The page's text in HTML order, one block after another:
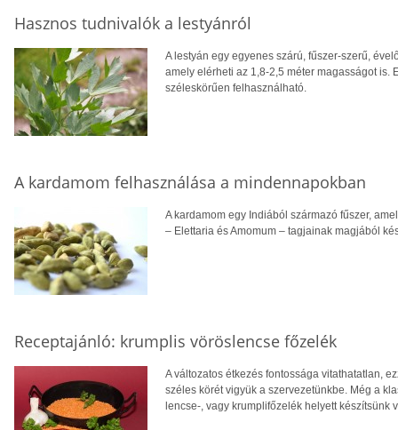
Hasznos tudnivalók a lestyánról
A lestyán egy egyenes szárú, fűszer-szerű,
amely elérheti az 1,8-2,5 méter magasságot is.
széleskörűen felhasználható.
A kardamom felhasználása a mindennapokban
A kardamom egy Indiából származó fűszer,
– Elettaria és Amomum – tagjainak magjából
Receptajánló: krumplis vöröslencse főzelék
A változatos étkezés fontossága vitathatatlan,
széles körét vigyük a szervezetünkbe. Még a
lencse-, vagy krumplifőzelék helyett készítsünk